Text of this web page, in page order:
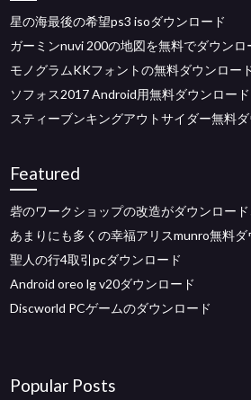
星の海最後の希望ps3 isoダウンロード
ガーミンnuvi 200の地図を無料でダウンロ
モノグラムKKフォントの無料ダウンロー
ソフォス2017 Android用無料ダウンロード
スティーブンキングアウトサイダー無料
Featured
砦のワークショップの改造がダウンロー
あまりにも多くの幸福アリスmunro無料ダ
聖人の行4取引pcダウンロード
Android oreo lg v20ダウンロード
Discworld PCゲームのダウンロード
Popular Posts